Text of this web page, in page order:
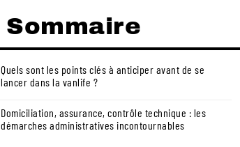
Sommaire
Quels sont les points clés à anticiper avant de se
lancer dans la vanlife ?
Domiciliation, assurance, contrôle technique : les
démarches administratives incontournables